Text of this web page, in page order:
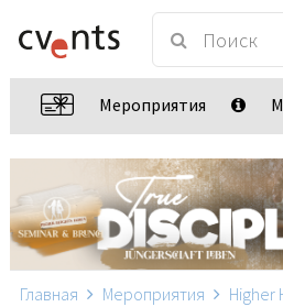
Мероприятия
Главная Мероприятия Higher